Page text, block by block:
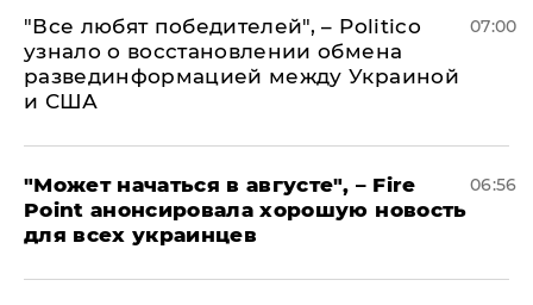
​"Все любят победителей", – Politico
узнало о восстановлении обмена
развединформацией между Украиной
и США
07:00
"Может начаться в августе", – Fire
Point анонсировала хорошую новость
для всех украинцев
06:56